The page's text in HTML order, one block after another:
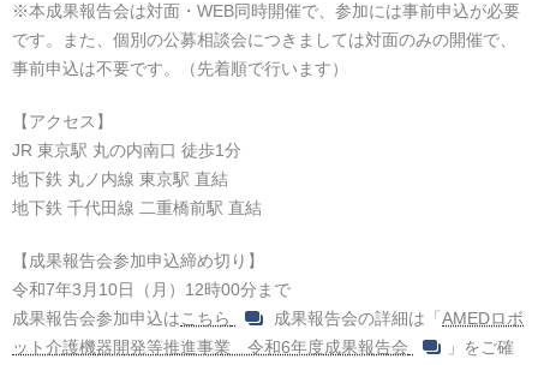
※本成果報告会は対面・WEB同時開催で、参加には事前申込が必要
です。また、個別の公募相談会につきましては対面のみの開催で、
事前申込は不要です。（先着順で行います）
【アクセス】
JR 東京駅 丸の内南口 徒歩1分
地下鉄 丸ノ内線 東京駅 直結
地下鉄 千代田線 二重橋前駅 直結
【成果報告会参加申込締め切り】
令和7年3月10日（月）12時00分まで
成果報告会参加申込は こちら 成果報告会の詳細は「 AMEDロボ
ット介護機器開発等推進事業 令和6年度成果報告会
」をご確